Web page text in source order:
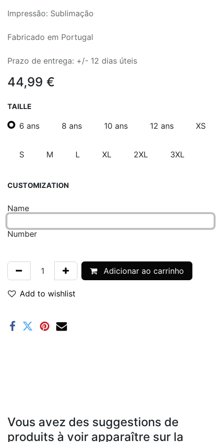
Impressão: Sublimação
Fabricado em Portugal
Prazo de entrega: +/- 12 dias úteis
44,99 €
TAILLE
6 ans 8 ans 10 ans 12 ans XS
S M L XL 2XL 3XL
CUSTOMIZATION
Name
Number
Adicionar ao carrinho
Add to wishlist
Vous avez des suggestions de
produits à voir apparaître sur la